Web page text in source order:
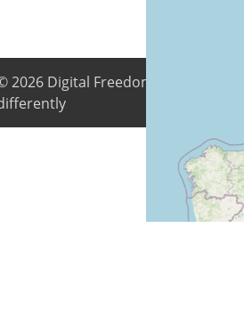
2026 Digital Freedom Foundation